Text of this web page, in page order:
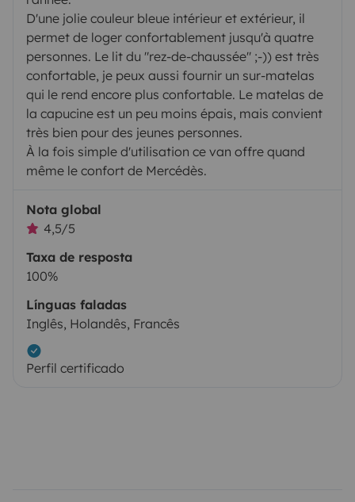
D'une jolie couleur bleue intérieur et extérieur, il
permet de loger confortablement jusqu'à quatre
personnes. Le lit du "rez-de-chaussée" ;-)) est très
confortable, je peux aussi fournir un sur-matelas
qui le rend encore plus confortable. Le matelas de
la capucine est un peu moins épais, mais convient
très bien pour des jeunes personnes.
À la fois simple d'utilisation ce van offre quand
même le confort de Mercédès.
Nota global
4,5/5
Taxa de resposta
100%
Línguas faladas
Inglês, Holandês, Francês
Perfil certificado